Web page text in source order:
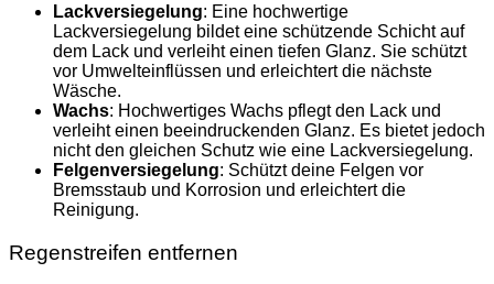
Lackversiegelung: Eine hochwertige
Lackversiegelung bildet eine schützende Schicht auf
dem Lack und verleiht einen tiefen Glanz. Sie schützt
vor Umwelteinflüssen und erleichtert die nächste
Wäsche.
Wachs: Hochwertiges Wachs pflegt den Lack und
verleiht einen beeindruckenden Glanz. Es bietet jedoch
nicht den gleichen Schutz wie eine Lackversiegelung.
Felgenversiegelung: Schützt deine Felgen vor
Bremsstaub und Korrosion und erleichtert die
Reinigung.
Regenstreifen entfernen